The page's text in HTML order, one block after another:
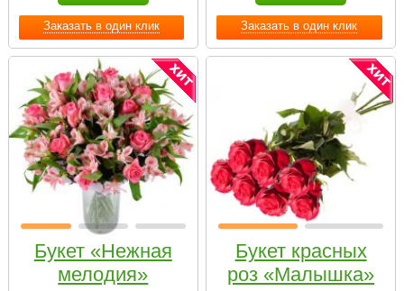
Заказать в один клик Заказать в один клик
Букет «Нежная
мелодия»
Букет красных
роз «Малышка»